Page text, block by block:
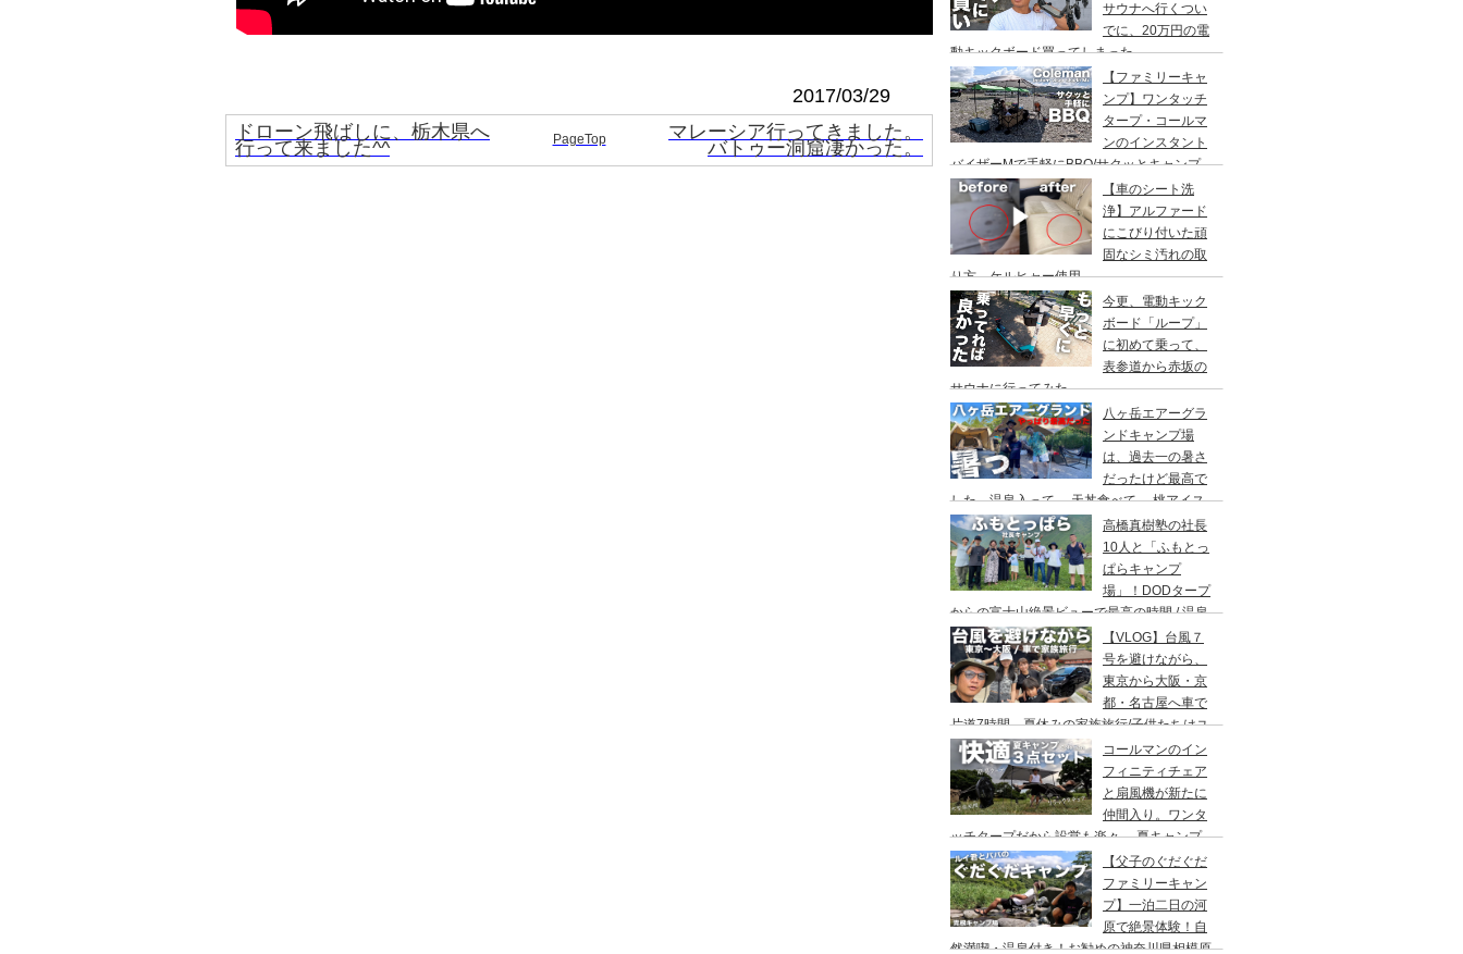
2017/03/29
ドローン飛ばしに、栃木県へ
行って来ました^^ PageTop マレーシア行ってきました。
バトゥー洞窟凄かった。
サウナへ行くつい
でに、20万円の電
動キックボード買ってしまった。
YADEA（ヤデア）
【ファミリーキャ
ンプ】ワンタッチ
タープ・コールマ
ンのインスタント
バイザーMで手軽にBBQ/サクッとキャンプ
レイアウト/ 都心から車で1時間/ 河原のキャ
ンプ場/秋川橋河川公園 バーベキューランド
【車のシート洗
浄】アルファード
にこびり付いた頑
固なシミ汚れの取
り方。ケルヒャー使用。
今更、電動キック
ボード「ループ」
に初めて乗って、
表参道から赤坂の
サウナに行ってみた。
八ヶ岳エアーグラ
ンドキャンプ場
は、過去一の暑さ
だったけど最高で
した。温泉入って→ 天丼食べて→ 桃アイス
食べて。ファミリーキャンプにもキャンプデ
ートにもお勧めです。DOD＆ムラコでグル
ープキャンプ
高橋真樹塾の社長
10人と「ふもとっ
ぱらキャンプ
場」！DODタープ
からの富士山絶景ビューで最高の時間 / 温泉
の代わりにシャワー / キャンプ飯は肉にタコ
スにビール
【VLOG】台風７
号を避けながら、
東京から大阪・京
都・名古屋へ車で
片道7時間、夏休みの家族旅行/子供たちはユ
ニバーサルスタジオでパパはサウナ→清水寺
からの川床で鰻重→世界の山ちゃん
コールマンのイン
フィニティチェア
と扇風機が新たに
仲間入り。ワンタ
ッチタープだから設営も楽々。 夏キャンプ
を快適に過ごす為のキャンプギア３点セッ
ト。
【父子のぐだぐだ
ファミリーキャン
プ】一泊二日の河
原で絶景体験！自
然満喫・温泉付き！お勧めの神奈川県相模原